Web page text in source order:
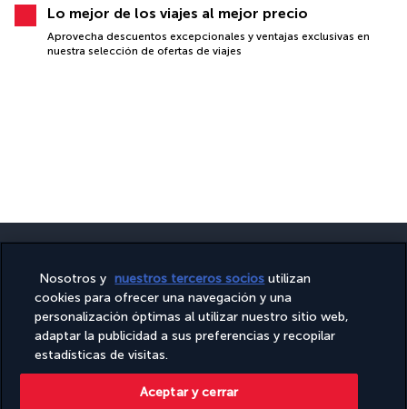
Lo mejor de los viajes al mejor precio
Aprovecha descuentos excepcionales y ventajas exclusivas en
nuestra selección de ofertas de viajes
PAGO SEGURO
Nosotros y nuestros terceros socios utilizan
cookies para ofrecer una navegación y una
personalización óptimas al utilizar nuestro sitio web,
adaptar la publicidad a sus preferencias y recopilar
estadísticas de visitas.
Aceptar y cerrar